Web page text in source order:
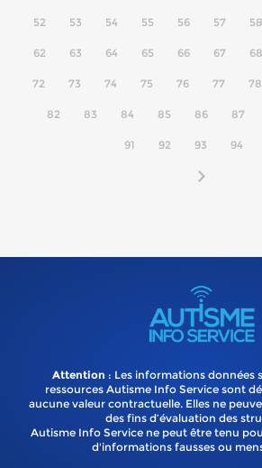
52 53 54 55 56 57 58
62 63 64 65 66 67 68
72 73 74 75 76 77 78
82 83 84 85 86 87
91 92 93 94
Attention : Les informations données
ressources Autisme Info Service sont
aucune valeur contractuelle. Elles ne
des fins d’évaluation des
Autisme Info Service ne peut être tenu
d'informations fausses ou